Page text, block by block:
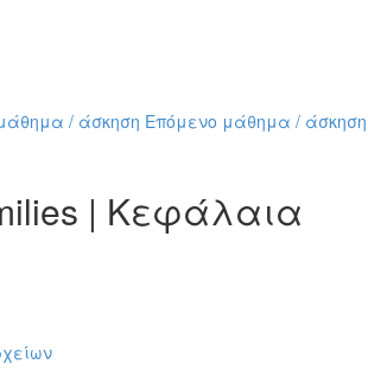
/ άσκηση Επόμενο μάθημα / άσκηση
| Kεφάλαια